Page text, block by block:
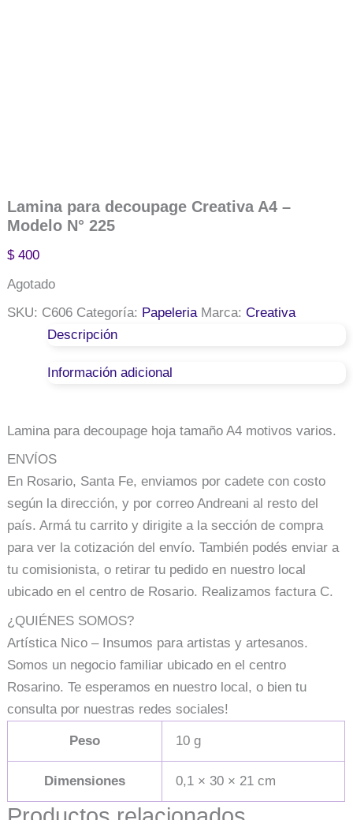
Lamina para decoupage Creativa A4 –
Modelo N° 225
$400
Agotado
SKU: C606 Categoría: Papeleria Marca:Creativa
Descripción
Información adicional
Lamina para decoupage hoja tamaño A4 motivos varios.
ENVÍOS
En Rosario, Santa Fe, enviamos por cadete con costo
según la dirección, y por correo Andreani al resto del
país. Armá tu carrito y dirigite a la sección de compra
para ver la cotización del envío. También podés enviar a
tu comisionista, o retirar tu pedido en nuestro local
ubicado en el centro de Rosario. Realizamos factura C.
¿QUIÉNES SOMOS?
Artística Nico – Insumos para artistas y artesanos.
Somos un negocio familiar ubicado en el centro
Rosarino. Te esperamos en nuestro local, o bien tu
consulta por nuestras redes sociales!
Peso 10 g
Dimensiones 0,1 × 30 × 21 cm